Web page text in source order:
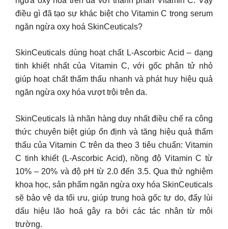
điều gì đã tạo sự khác biệt cho Vitamin C trong serum
ngăn ngừa oxy hoá SkinCeuticals?
SkinCeuticals dùng hoạt chất L-Ascorbic Acid – dạng
tinh khiết nhất của Vitamin C, với gốc phân tử nhỏ
giúp hoạt chất thẩm thấu nhanh và phát huy hiệu quả
ngăn ngừa oxy hóa vượt trội trên da.
SkinCeuticals là nhãn hàng duy nhất điều chế ra công
thức chuyên biệt giúp ổn định và tăng hiệu quả thẩm
thấu của Vitamin C trên da theo 3 tiêu chuẩn: Vitamin
C tinh khiết (L-Ascorbic Acid), nồng độ Vitamin C từ
10% – 20% và độ pH từ 2.0 đến 3.5. Qua thử nghiệm
khoa học, sản phẩm ngăn ngừa oxy hóa SkinCeuticals
sẽ bảo vệ da tối ưu, giúp trung hoà gốc tự do, đẩy lùi
dấu hiệu lão hoá gây ra bởi các tác nhân từ môi
trường.